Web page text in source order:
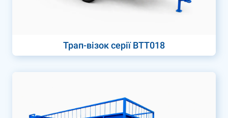
Трап-візок серії ВТТ018